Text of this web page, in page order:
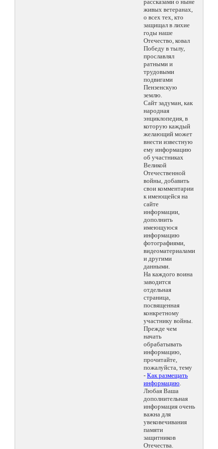
рассказами о ныне
живых ветеранах,
о всех тех, кто
защищал в лихие
годы наше
Отечество, ковал
Победу в тылу,
прославлял
ратными и
трудовыми
подвигами
Пензенскую
землю.
Сайт задуман, как
народная
энциклопедия, в
которую каждый
желающий может
внести известную
ему информацию
об участниках
Великой
Отечественной
войны, добавить
свои комментарии
к имеющейся на
сайте
информации,
дополнить
имеющуюся
информацию
фотографиями,
видеоматериалами
и другими
данными.
На каждого воина
заводится
отдельная
страница,
посвященная
конкретному
участнику войны.
Прежде чем
начать
обрабатывать
информацию,
прочитайте,
пожалуйста, тему
- Как размещать
информацию.
Любая Ваша
дополнительная
информация очень
важна для
увековечивания
памяти
защитников
Отечества.